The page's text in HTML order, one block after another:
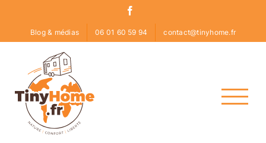
content
Blog & médias 06 01 60 59 94 contact@tinyhome.fr